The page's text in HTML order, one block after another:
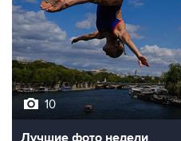
10